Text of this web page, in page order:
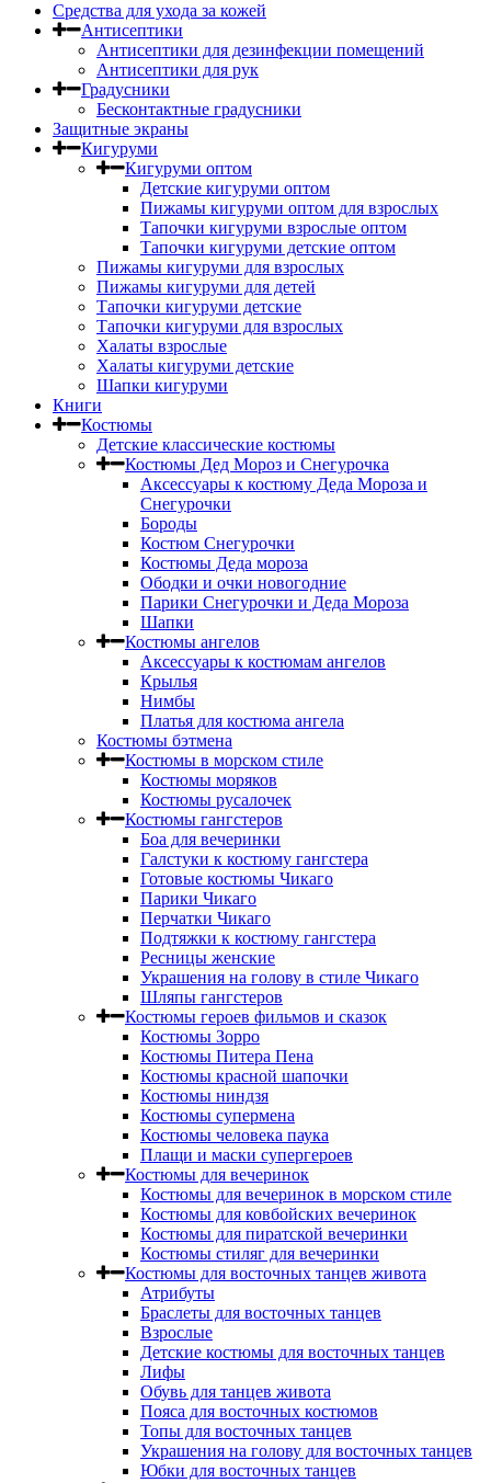
Средства для ухода за кожей
Антисептики
Антисептики для дезинфекции помещений
Антисептики для рук
Градусники
Бесконтактные градусники
Защитные экраны
Кигуруми
Кигуруми оптом
Детские кигуруми оптом
Пижамы кигуруми оптом для взрослых
Тапочки кигуруми взрослые оптом
Тапочки кигуруми детские оптом
Пижамы кигуруми для взрослых
Пижамы кигуруми для детей
Тапочки кигуруми детские
Тапочки кигуруми для взрослых
Халаты взрослые
Халаты кигуруми детские
Шапки кигуруми
Книги
Костюмы
Детские классические костюмы
Костюмы Дед Мороз и Снегурочка
Аксессуары к костюму Деда Мороза и
Снегурочки
Бороды
Костюм Снегурочки
Костюмы Деда мороза
Ободки и очки новогодние
Парики Снегурочки и Деда Мороза
Шапки
Костюмы ангелов
Аксессуары к костюмам ангелов
Крылья
Нимбы
Платья для костюма ангела
Костюмы бэтмена
Костюмы в морском стиле
Костюмы моряков
Костюмы русалочек
Костюмы гангстеров
Боа для вечеринки
Галстуки к костюму гангстера
Готовые костюмы Чикаго
Парики Чикаго
Перчатки Чикаго
Подтяжки к костюму гангстера
Ресницы женские
Украшения на голову в стиле Чикаго
Шляпы гангстеров
Костюмы героев фильмов и сказок
Костюмы Зорро
Костюмы Питера Пена
Костюмы красной шапочки
Костюмы ниндзя
Костюмы супермена
Костюмы человека паука
Плащи и маски супергероев
Костюмы для вечеринок
Костюмы для вечеринок в морском стиле
Костюмы для ковбойских вечеринок
Костюмы для пиратской вечеринки
Костюмы стиляг для вечеринки
Костюмы для восточных танцев живота
Атрибуты
Браслеты для восточных танцев
Взрослые
Детские костюмы для восточных танцев
Лифы
Обувь для танцев живота
Пояса для восточных костюмов
Топы для восточных танцев
Украшения на голову для восточных танцев
Юбки для восточных танцев